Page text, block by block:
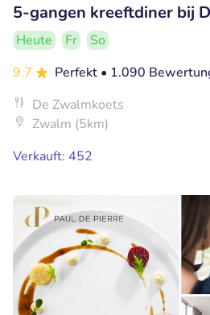
5-gangen kreeftdiner bij
Heute Fr
So
9.7
Perfekt • 1.090
De Zwalmkoets
Zwalm (5km)
Verkauft: 452